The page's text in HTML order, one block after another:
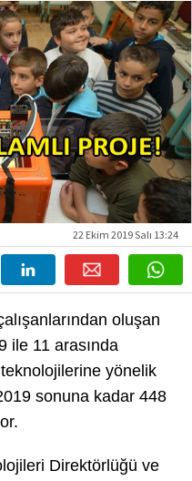
22 Ekim 2019 Salı 13:24
oluşan
ile 11 arasında
yönelik
sonuna kadar 448
Direktörlüğü ve